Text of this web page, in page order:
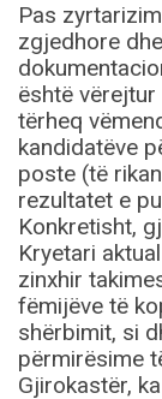
Pas
zgjedhore
është
tërheq
kandidatëve
poste (të
rezultatet e
Konkretisht,
Kryetari
zinxhir
fëmijëve të
shërbimit, si
përmirësime
Gjirokastër,